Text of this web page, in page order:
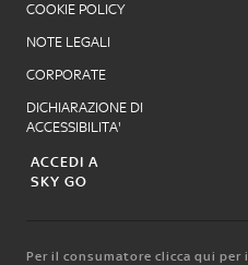
COOKIE POLICY
NOTE LEGALI
CORPORATE
DICHIARAZIONE DI
ACCESSIBILITA'
ACCEDI A
SKY GO
Per il consumatore clicca qui per i